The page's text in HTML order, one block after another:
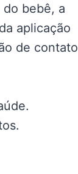
bebê, a
aplicação
de contato